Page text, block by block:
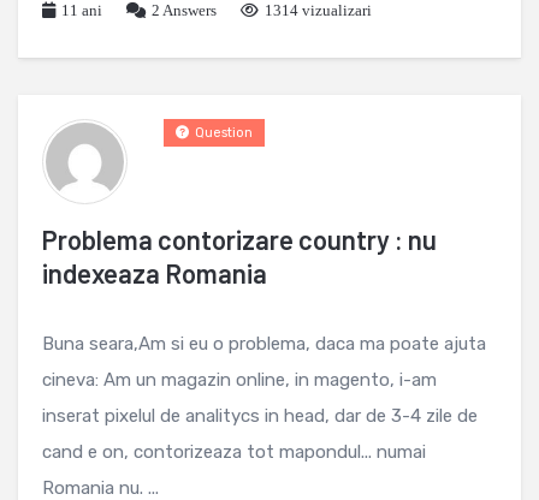
11 ani
2 Answers 1314 vizualizari
Problema contorizare country : nu
indexeaza Romania
Question
Buna seara,Am si eu o problema, daca ma poate ajuta
cineva: Am un magazin online, in magento, i-am
inserat pixelul de analitycs in head, dar de 3-4 zile de
cand e on, contorizeaza tot mapondul... numai
Romania nu. ...